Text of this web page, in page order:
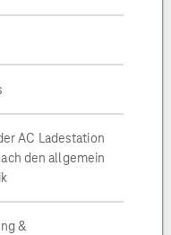
AC Ladestation
den allgemein
&